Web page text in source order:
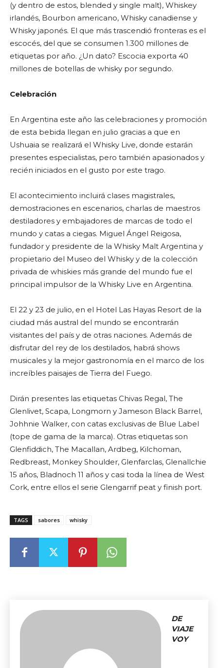
(y dentro de estos, blended y single malt), Whiskey
irlandés, Bourbon americano, Whisky canadiense y
Whisky japonés. El que más trascendió fronteras es el
escocés, del que se consumen 1.300 millones de
etiquetas por año. ¿Un dato? Escocia exporta 40
millones de botellas de whisky por segundo.
Celebración
En Argentina este año las celebraciones y promoción
de esta bebida llegan en julio gracias a que en
Ushuaia se realizará el Whisky Live, donde estarán
presentes especialistas, pero también apasionados y
recién iniciados en el gusto por este trago.
El acontecimiento incluirá clases magistrales,
demostraciones en escenarios, charlas de maestros
destiladores y embajadores de marcas de todo el
mundo y catas a ciegas. Miguel Ángel Reigosa,
fundador y presidente de la Whisky Malt Argentina y
propietario del Museo del Whisky y de la colección
privada de whiskies más grande del mundo fue el
principal impulsor de la Whisky Live en Argentina.
El 22 y 23 de julio, en el Hotel Las Hayas Resort de la
ciudad más austral del mundo se encontrarán
visitantes del país y de otras naciones. Además de
disfrutar del rey de los destilados, habrá shows
musicales y la mejor gastronomía en el marco de los
increíbles paisajes de Tierra del Fuego.
Dirán presentes las etiquetas Chivas Regal, The
Glenlivet, Scapa, Longmorn y Jameson Black Barrel,
Johhnie Walker, con catas exclusivas de Blue Label
(tope de gama de la marca). Otras etiquetas son
Glenfiddich, The Macallan, Ardbeg, Kilchoman,
Redbreast, Monkey Shoulder, Glenfarclas, Glenallchie
15 años, Bladnoch 11 años y casi toda la línea de West
Cork, entre ellos el serie Glengarrif peat y finish port.
TAGS sabores whisky
DE
VIAJE
VOY